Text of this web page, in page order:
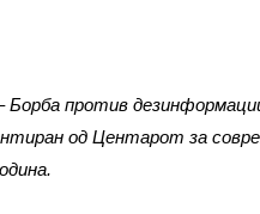
против
од Центарот за